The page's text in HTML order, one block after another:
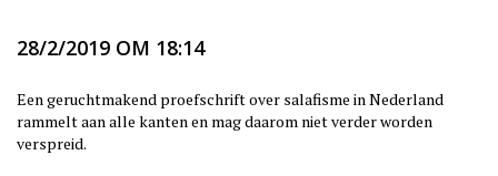
28/2/2019 OM 18:14
Een geruchtmakend proefschrift over salafisme in Nederland
rammelt aan alle kanten en mag daarom niet verder worden
verspreid.